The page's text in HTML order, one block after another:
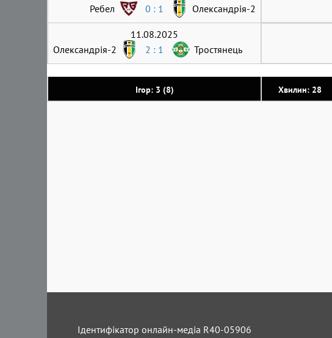
Ігор: 3 (8) Хвилин: 28
Ребел
0 : 1 Олександрія-2
11.08.2025
Олександрія-2
2 : 1 Тростянець
Ідентифікатор онлайн-медіа R40-05906